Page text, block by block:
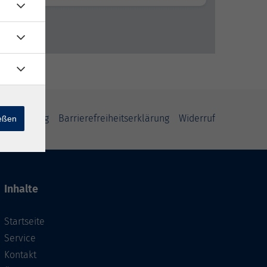
Barrierefreiheitserklärung Widerruf
Inhalte
Startseite
Service
Kontakt